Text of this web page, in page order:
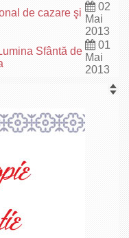
de cazare şi
02
Mai
2013
Sfântă de
01
Mai
2013